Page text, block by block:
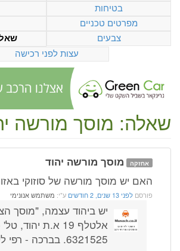
בטיחות
מפרטים טכניים
צבעים
עצות לפני רכישה
שאלה: מוסך מורשה
אחזקה מוסך מורשה יהוד
האם יש מוסך מורשה של סוזוקי
פורסם לפני 13 שנים, 2 חודשים ע"י: משתמש אנונימי
יש ביהוד עצמה, "מוסך
6321525. בברכה - רפי לין